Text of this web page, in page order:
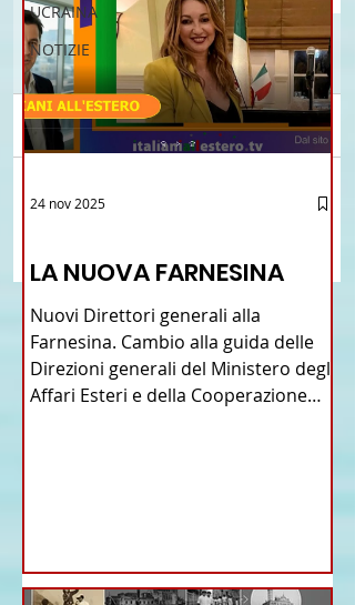
UCRAINA
NOTIZIE
Brasile La Storia del
Commenti
Scrivi un commento...
LA NUOVA FARNESINA
Nuovi Direttori generali alla
Farnesina. Cambio alla guida delle
Direzioni generali del Ministero degli
Affari Esteri e della Cooperazione
24 nov 2025